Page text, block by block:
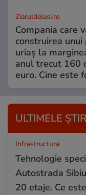
ZiaruldeIasi.ro
Compania care
construirea
uriaș la
anul trecut 160
euro. Cine este
ULTIMELE
Infrastructura
Tehnologie
Autostrada
20 etaje. Ce